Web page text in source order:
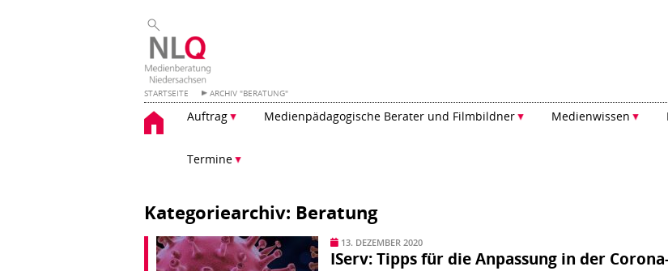
STARTSEITE ARCHIV "BERATUNG"
Zum
Inhalt
Auftrag Medienpädagogische Berater und Filmbildner Medienwissen
Termine
Kategoriearchiv: Beratung
13. DEZEMBER 2020
IServ: Tipps für die Anpassung in der